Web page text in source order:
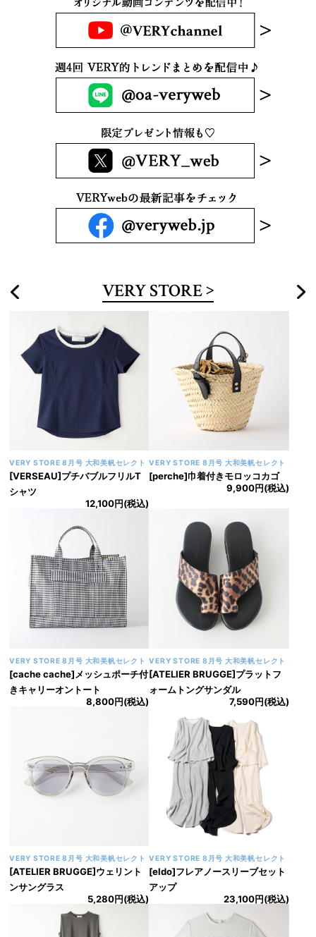
VERY STORE
VERY STORE 9月号 大和美帆セレクト
[aLORS]Soleil & Pluie Ex-libris
Paris x aLORS - une
collaboration d'exception 晴
18,700円(税込)
VERY STORE 9月号 大和美帆セレクト
[BLANC]パールハートヘアクリ
VERY STORE 9月号 大和美帆セレクト
[BLANC]フレンチスリーブフリ
VERY STORE 9月号 大和美帆セレクト
[eldo]ビックシュシュ
VERY STORE 9月号 大和美帆セレクト
[cache cache]ミニポーチ付きギ
ャザーショルダーナイロンバッグ
6,490円(税込)
VERY STORE 9月号 大和美帆セレクト
[cache cache]ギャザートートバ
6,930円(税込)